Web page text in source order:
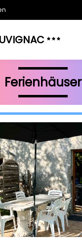
Ferienhäuser